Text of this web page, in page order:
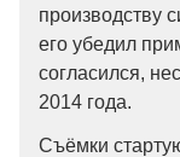
производству
его убедил
согласился,
2014 года.
Съёмки